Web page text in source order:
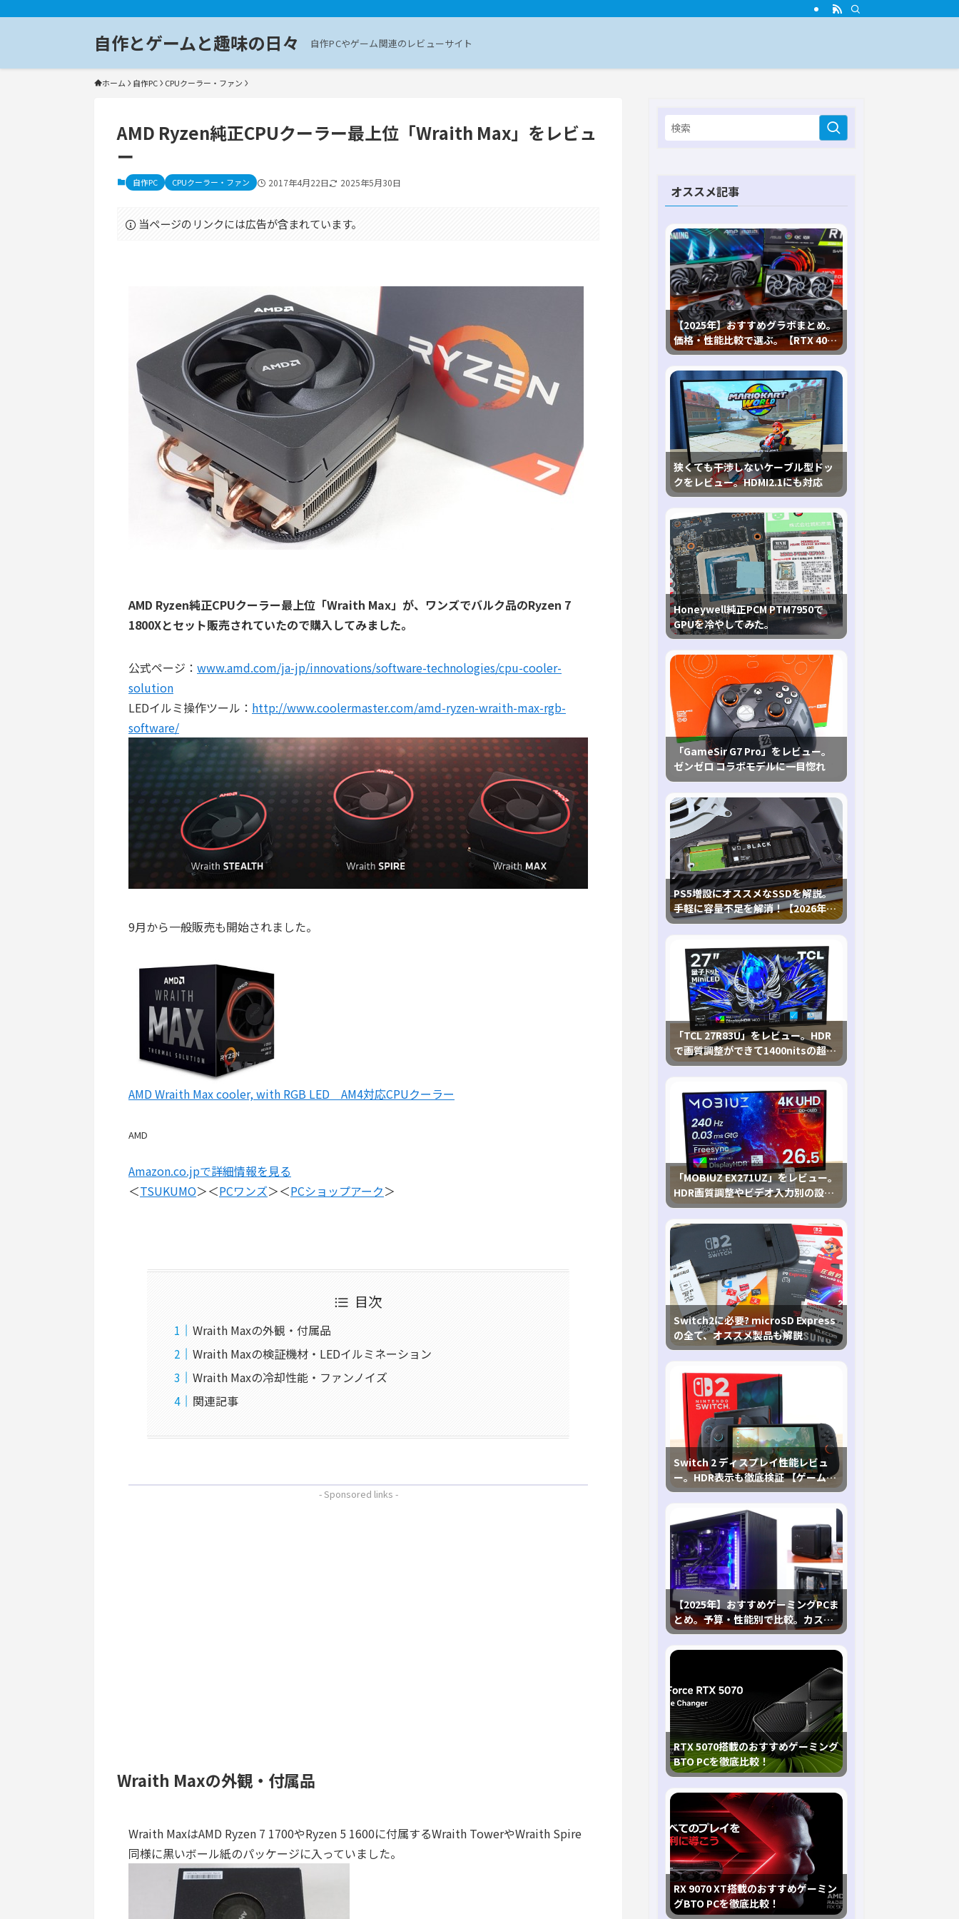
自作とゲームと趣味の日々 自作PCやゲーム関連のレビューサイト
ホーム 自作PC CPUクーラー・ファン
AMD Ryzen純正CPUクーラー最上位「Wraith Max」をレビュ
ー
自作PC CPUクーラー・ファン 2017年4月22日 2025年5月30日
当ページのリンクには広告が含まれています。
AMD Ryzen純正CPUクーラー最上位「Wraith Max」が、ワンズでバルク品のRyzen 7
1800Xとセット販売されていたので購入してみました。
公式ページ： www.amd.com/ja-jp/innovations/software-technologies/cpu-cooler-
solution
LEDイルミ操作ツール： http://www.coolermaster.com/amd-ryzen-wraith-max-rgb-
software/
9月から一般販売も開始されました。
AMD Wraith Max cooler, with RGB LED AM4対応CPUクーラー
AMD
Amazon.co.jpで詳細情報を見る
＜TSUKUMO＞＜PCワンズ＞＜PCショップアーク＞
目次
Wraith Maxの外観・付属品
Wraith Maxの検証機材・LEDイルミネーション
Wraith Maxの冷却性能・ファンノイズ
関連記事
- Sponsored links -
Wraith Maxの外観・付属品
Wraith MaxはAMD Ryzen 7 1700やRyzen 5 1600に付属するWraith TowerやWraith Spire
同様に黒いボール紙のパッケージに入っていました。
オススメ記事
【2025年】おすすめグラボまとめ。
価格・性能比較で選ぶ。【RTX 40,
RX 7000各種に対応】
狭くても干渉しないケーブル型ドッ
クをレビュー。HDMI2.1にも対応
Honeywell純正PCM PTM7950で
GPUを冷やしてみた。
「GameSir G7 Pro」をレビュー。
ゼンゼロ コラボモデルに一目惚れ
PS5増設にオススメなSSDを解説。
手軽に容量不足を解消！【2026年最
新、PS5 Proにも対応】
「TCL 27R83U」をレビュー。HDR
で画質調整ができて1400nitsの超高
輝度も発揮！
「MOBIUZ EX271UZ」をレビュー。
HDR画質調整やビデオ入力別の設定
が可能な4K有機ELゲーミングモニタ
を徹底検証
Switch2に必要? microSD Express
の全て、オススメ製品も解説
Switch 2 ディスプレイ性能レビュ
ー。HDR表示も徹底検証 【ゲームに
おけるHDRの未来を切り開く1台！】
【2025年】おすすめゲーミングPCま
とめ。予算・性能別で比較。カスタ
マイズ指南も
RTX 5070搭載のおすすめゲーミング
BTO PCを徹底比較！
RX 9070 XT搭載のおすすめゲーミン
グBTO PCを徹底比較！